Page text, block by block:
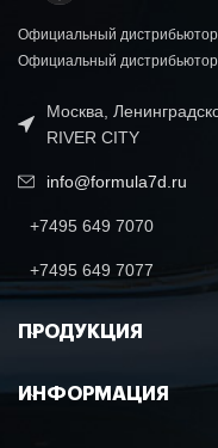
Официальный
Официальный дистрибьютор
Москва,
RIVER CITY
info@formula7d.ru
+7495 649 7070
+7495 649 7077
ПРОДУКЦИЯ
ИНФОРМАЦИЯ